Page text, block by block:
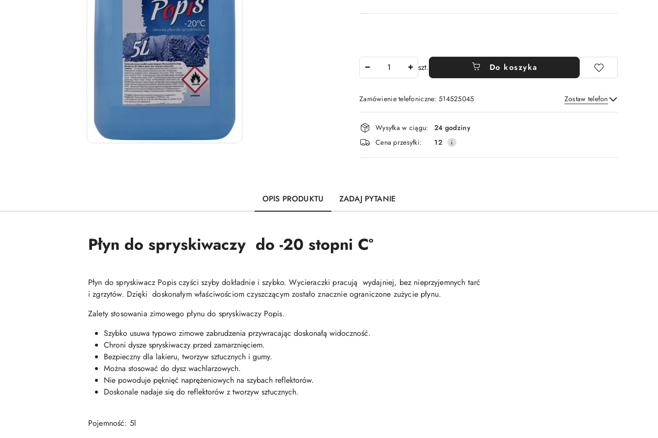
szt. Do koszyka
Zamówienie telefoniczne: 514525045 Zostaw telefon
Wyślij
Dostępność
i
dostawa
Wysyłka w ciągu:
24 godziny
Cena przesyłki:
12
OPIS PRODUKTU ZADAJ PYTANIE
Płyn do spryskiwaczy do -20 stopni Cº
Płyn do spryskiwacz Popis czyści szyby dokładnie i szybko. Wycieraczki pracują wydajniej, bez nieprzyjemnych tarć
i zgrzytów. Dzięki doskonałym właściwościom czyszczącym zostało znacznie ograniczone zużycie płynu.
Zalety stosowania zimowego płynu do spryskiwaczy Popis.
Szybko usuwa typowo zimowe zabrudzenia przywracając doskonałą widoczność.
Chroni dysze spryskiwaczy przed zamarznięciem.
Bezpieczny dla lakieru, tworzyw sztucznych i gumy.
Można stosować do dysz wachlarzowych.
Nie powoduje pęknięć naprężeniowych na szybach reflektorów.
Doskonale nadaje się do reflektorów z tworzyw sztucznych.
Pojemność: 5l